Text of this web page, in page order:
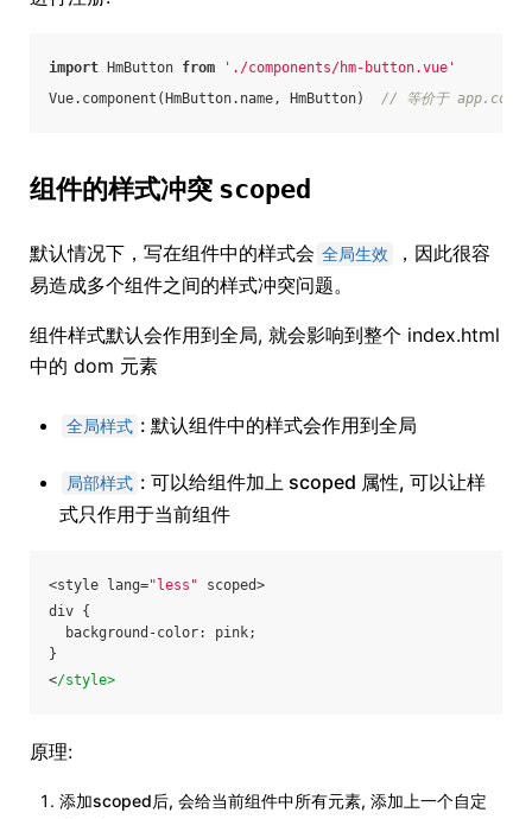
import HmButton from
'./components/hm-button.vue'
Vue.component(HmButton.name, HmButton) // 等价于
组件的样式冲突 scoped
默认情况下，写在组件中的样式会 全局生效
，因此很容
易造成多个组件之间的样式冲突问题。
组件样式默认会作用到全局, 就会影响到整个 index.html
中的 dom 元素
全局样式 : 默认组件中的样式会作用到全局
局部样式 : 可以给组件加上 scoped 属性, 可以让样
式只作用于当前组件
<style lang="less" scoped>
div {
background-color: pink;
}
</style>
原理:
添加scoped后, 会给当前组件中所有元素, 添加上一个自定